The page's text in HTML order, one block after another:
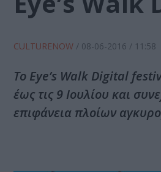
CULTURENOW / 08-06-2016 / 11:58
Το Eye’s Walk Digital
έως τις 9 Ιουλίου και
επιφάνεια πλοίων